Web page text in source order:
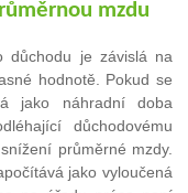
mzdu
důchodu je závislá na
hodnotě. Pokud se
jako náhradní doba
důchodovému
průměrné mzdy.
jako vyloučená